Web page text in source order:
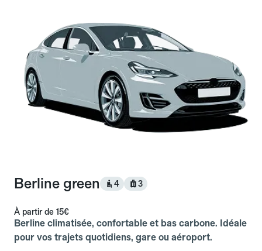
Berline green 4 3
À partir de 15€
Berline climatisée, confortable et bas carbone. Idéale
pour vos trajets quotidiens, gare ou aéroport.